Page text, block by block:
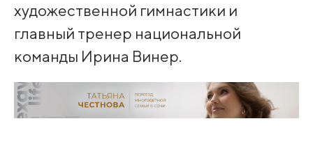
художественной гимнастики и
главный тренер национальной
команды Ирина Винер.